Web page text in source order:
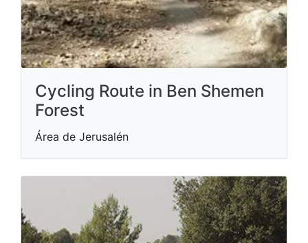
Cycling Route in Ben Shemen
Forest
Área de Jerusalén